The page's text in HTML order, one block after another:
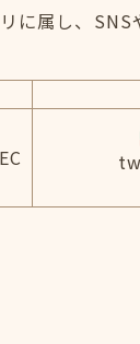
に属し、